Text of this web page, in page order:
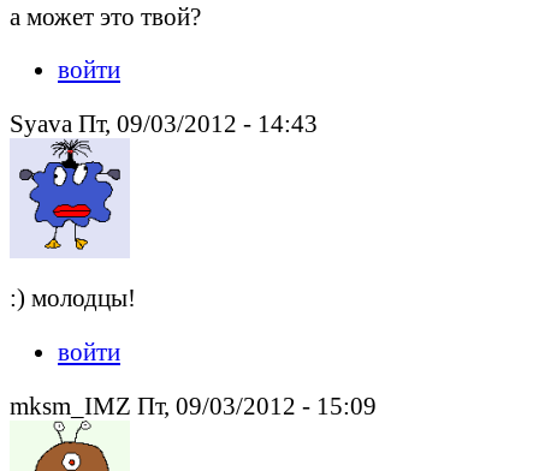
а может это твой?
войти
Syava Пт, 09/03/2012 - 14:43
:) молодцы!
войти
mksm_IMZ Пт, 09/03/2012 - 15:09